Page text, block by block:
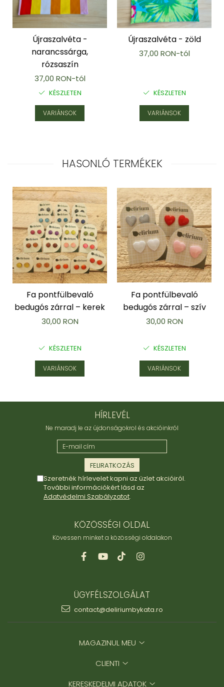
Újraszalvéta -
narancssárga,
rózsaszín
37,00 RON-tól
KÉSZLETEN
VARIÁNSOK
Újraszalvéta - zöld
37,00 RON-tól
KÉSZLETEN
VARIÁNSOK
HASONLÓ TERMÉKEK
Fa pontfülbevaló
bedugós zárral – kerek
30,00 RON
KÉSZLETEN
VARIÁNSOK
Fa pontfülbevaló
bedugós zárral – szív
30,00 RON
KÉSZLETEN
VARIÁNSOK
HÍRLEVÉL
Ne maradj le az újdonságokrol és akcióinkról
Szeretnék hírlevelet kapni az üzlet akcióiról.
További információkért lásd az
Adatvédelmi Szabályzatot.
KÖZÖSSÉGI OLDAL
Kövessen minket a közösségi oldalakon
ÜGYFÉLSZOLGÁLAT
contact@deliriumbykata.ro
MAGAZINUL MEU
CLIENTI
KERESKEDELMI ADATOK